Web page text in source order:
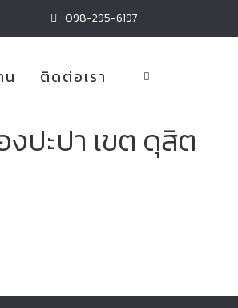
098-295-6197
น ติดต่อเรา
ปะปา เขต ดุสิต